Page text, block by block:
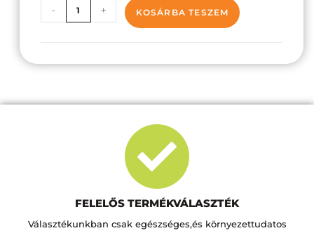
- + KOSÁRBA TESZEM
FELELŐS TERMÉKVÁLASZTÉK
Választékunkban csak egészséges,és környezettudatos